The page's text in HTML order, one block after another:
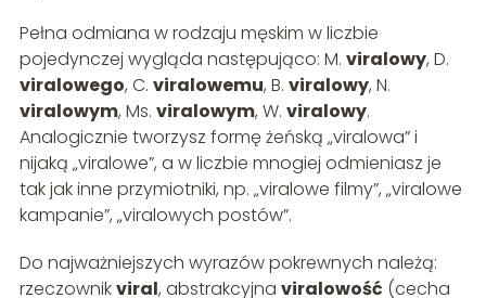
Pełna odmiana w rodzaju męskim w liczbie
pojedynczej wygląda następująco: M. viralowy, D.
viralowego, C. viralowemu, B. viralowy, N.
viralowym, Ms. viralowym, W. viralowy.
Analogicznie tworzysz formę żeńską „viralowa” i
nijaką „viralowe”, a w liczbie mnogiej odmieniasz je
tak jak inne przymiotniki, np. „viralowe filmy”, „viralowe
kampanie”, „viralowych postów”.
Do najważniejszych wyrazów pokrewnych należą:
rzeczownikviral, abstrakcyjna viralowość (cecha